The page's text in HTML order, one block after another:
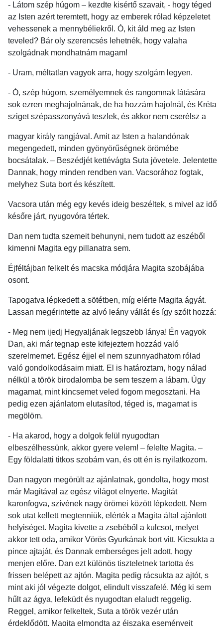
- Látom szép húgom – kezdte kisértő szavait, - hogy téged
az Isten azért teremtett, hogy az emberek rólad képzeletet
vehessenek a mennybéliekről. Ó, kit áld meg az Isten
teveled? Bár oly szerencsés lehetnék, hogy valaha
szolgádnak mondhatnám magam!
- Uram, méltatlan vagyok arra, hogy szolgám legyen.
- Ó, szép húgom, személyemnek és rangomnak látására
sok ezren meghajolnának, de ha hozzám hajolnál, és Kréta
sziget szépasszonyává teszlek, és akkor nem cserélsz a
magyar király rangjával. Amit az Isten a halandónak
megengedett, minden gyönyörűségnek örömébe
bocsátalak. – Beszédjét kettévágta Suta jövetele. Jelentette
Dannak, hogy minden rendben van. Vacsorához fogtak,
melyhez Suta bort és készített.
Vacsora után még egy kevés ideig beszéltek, s mivel az idő
későre járt, nyugovóra tértek.
Dan nem tudta szemeit behunyni, nem tudott az eszéből
kimenni Magita egy pillanatra sem.
Éjféltájban felkelt és macska módjára Magita szobájába
osont.
Tapogatva lépkedett a sötétben, míg elérte Magita ágyát.
Lassan megérintette az alvó leány vállát és így szólt hozzá:
- Meg nem ijedj Hegyaljának legszebb lánya! Én vagyok
Dan, aki már tegnap este kifejeztem hozzád való
szerelmemet. Egész éjjel el nem szunnyadhatom rólad
való gondolkodásaim miatt. El is határoztam, hogy nálad
nélkül a török birodalomba be sem teszem a lábam. Úgy
magamat, mint kincsemet veled fogom megosztani. Ha
pedig ezen ajánlatom elutasítod, téged is, magamat is
megölöm.
- Ha akarod, hogy a dolgok felül nyugodtan
elbeszélhessünk, akkor gyere velem! – felelte Magita. –
Egy földalatti titkos szobám van, és ott én is nyilatkozom.
Dan nagyon megörült az ajánlatnak, gondolta, hogy most
már Magitával az egész világot elnyerte. Magitát
karonfogva, szívének nagy örömei között lépkedett. Nem
sok utat kellett megtenniük, elérték a Magita által ajánlott
helyiséget. Magita kivette a zsebéből a kulcsot, melyet
akkor tett oda, amikor Vörös Gyurkának bort vitt. Kicsukta a
pince ajtaját, és Dannak emberséges jelt adott, hogy
menjen előre. Dan ezt különös tiszteletnek tartotta és
frissen belépett az ajtón. Magita pedig rácsukta az ajtót, s
mint aki jól végezte dolgot, elindult visszafelé. Még ki sem
hűlt az ágya, lefeküdt és nyugodtan elaludt reggelig.
Reggel, amikor felkeltek, Suta a török vezér után
érdeklődött. Magita elmondta az éjszaka eseményeit